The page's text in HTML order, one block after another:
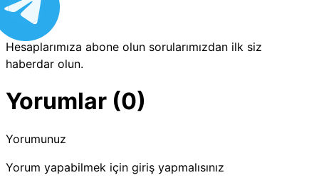
Hesaplarımıza abone olun sorularımızdan ilk siz
haberdar olun.
Yorumlar (0)
Yorumunuz
Yorum yapabilmek için giriş yapmalısınız